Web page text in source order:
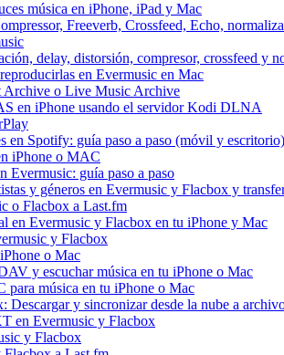
música en iPhone, iPad y Mac
Freeverb, Crossfeed, Echo,
delay, distorsión, compresor, crossfeed y
en Evermusic en Mac
Archive o Live Music Archive
en iPhone usando el servidor Kodi DLNA
en Spotify: guía paso a paso (móvil y escritorio)
iPhone o MAC
Evermusic: guía paso a paso
y géneros en Evermusic y Flacbox y
o Flacbox a Last.fm
en Evermusic y Flacbox en tu iPhone y Mac
y Flacbox
o Mac
y escuchar música en tu iPhone o Mac
para música en tu iPhone o Mac
y sincronizar desde la nube a
en Evermusic y Flacbox
y Flacbox